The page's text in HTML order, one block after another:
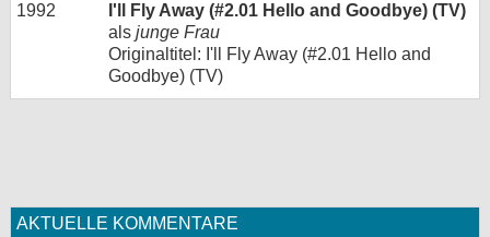
1992
I'll Fly Away (#2.01 Hello and Goodbye) (TV)
als junge Frau
Originaltitel: I'll Fly Away (#2.01 Hello and
Goodbye) (TV)
AKTUELLE KOMMENTARE